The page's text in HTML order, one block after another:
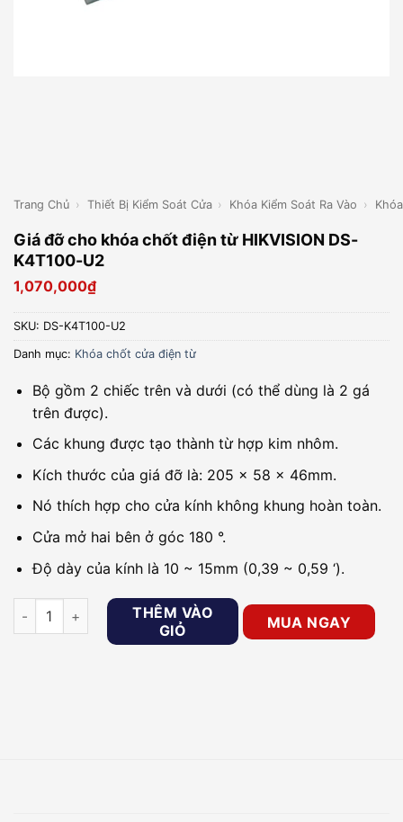
Trang Chủ › Thiết Bị Kiểm Soát Cửa › Khóa Kiểm Soát Ra Vào ›
Giá đỡ cho khóa chốt điện từ HIKVISION DS-
K4T100-U2
1,070,000₫
SKU: DS-K4T100-U2
Danh mục: Khóa chốt cửa điện từ
Bộ gồm 2 chiếc trên và dưới (có thể dùng là 2 gá
trên được).
Các khung được tạo thành từ hợp kim nhôm.
Kích thước của giá đỡ là: 205 x 58 x 46mm.
Nó thích hợp cho cửa kính không khung hoàn toàn.
Cửa mở hai bên ở góc 180 °.
Độ dày của kính là 10 ~ 15mm (0,39 ~ 0,59 ‘).
Giá đỡ cho khóa chốt điện từ HIKVISION DS-K4T100-U2 số
THÊM VÀO
GIỎ
MUA NGAY